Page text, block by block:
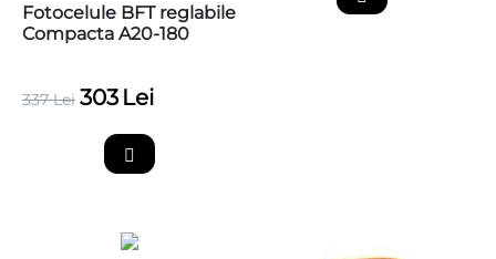
Fotocelule BFT reglabile
Compacta A20-180
337 Lei 303 Lei